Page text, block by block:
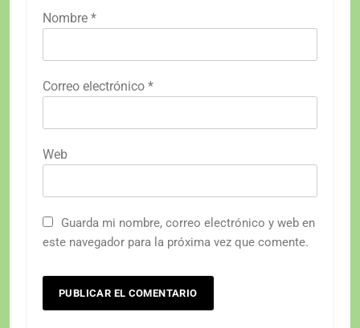
Nombre *
Correo electrónico *
Web
Guarda mi nombre, correo electrónico y web en
este navegador para la próxima vez que comente.